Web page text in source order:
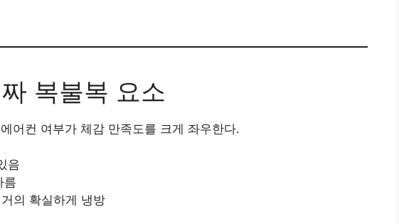
복불복 요소
어컨 여부가 체감 만족도를 크게 좌우한다.
음
름
의 확실하게 냉방